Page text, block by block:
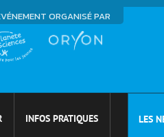
ORGANISÉ PAR
INFOS PRATIQUES LES